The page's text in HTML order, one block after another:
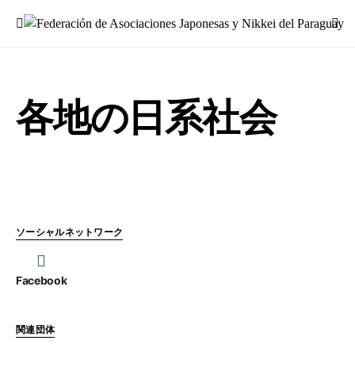
Search for:
各地の日系社会
ソーシャルネットワーク
Facebook
関連団体